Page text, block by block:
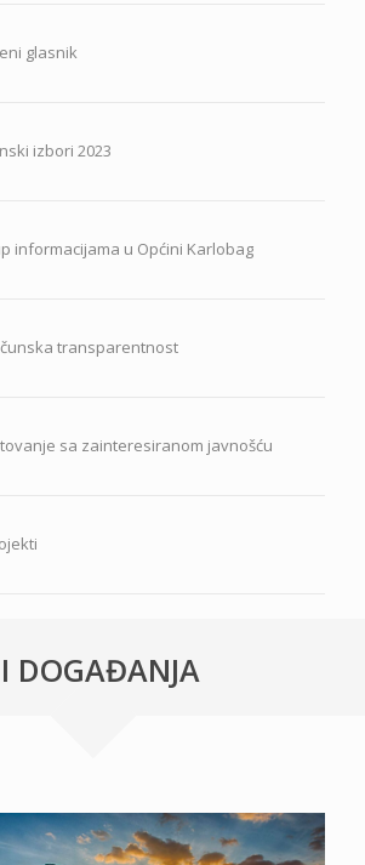
glasnik
izbori 2023
informacijama u Općini Karlobag
transparentnost
sa zainteresiranom javnošću
DOGAĐANJA